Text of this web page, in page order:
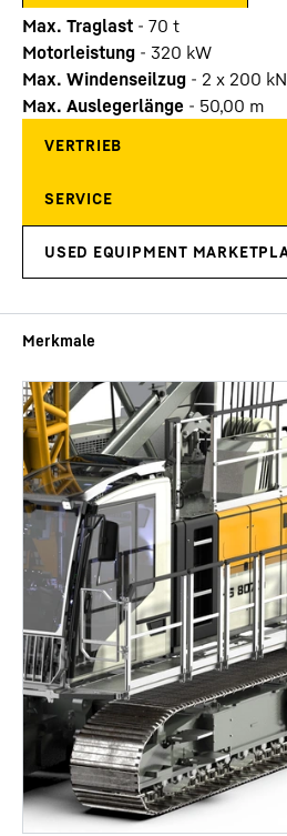
Max. Traglast - 70 t
Motorleistung - 320 kW
Max. Windenseilzug - 2 x 200 kN
Max. Auslegerlänge - 50,00 m